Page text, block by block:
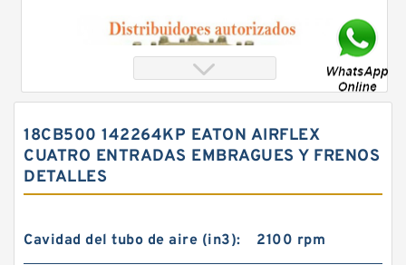
18CB500 142264KP EATON AIRFLEX
CUATRO ENTRADAS EMBRAGUES Y FRENOS
DETALLES
Cavidad del tubo de aire (in3): 2100 rpm